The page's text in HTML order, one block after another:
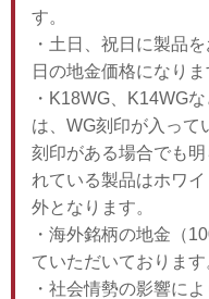
す。
・土日、祝日に製品
日の地金価格になりま
・K18WG、K14WG
は、WG刻印が入って
刻印がある場合でも
れている製品はホワ
外となります。
・海外銘柄の地金（
ていただいております
・社会情勢の影響に